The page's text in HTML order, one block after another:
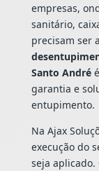
empresas,
sanitário,
precisam ser
Santo André
garantia e
entupimento.
Na Ajax
execução do
seja aplicado.